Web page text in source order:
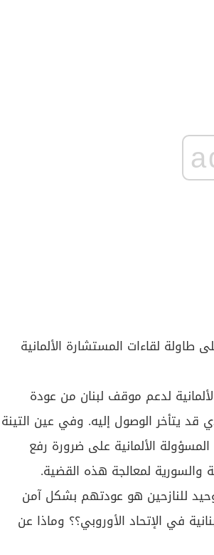
لقاءات المستشارة الألمانية
لدعم موقف لبنان من عودة
قد يتأخر الوصول إليه. وفي عين التينة
الألمانية على ضرورة رفع
والسورية لمعالجة هذه القضية.
للنازحين هو عودتهم بشكل آمن
في الإتحاد الأوروبي؟؟ وماذا عن